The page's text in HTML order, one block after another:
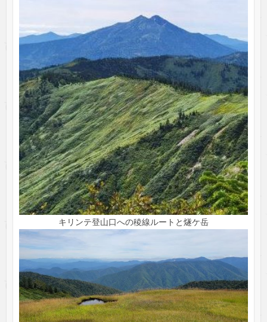
キリンテ登山口への稜線ルートと燧ケ岳